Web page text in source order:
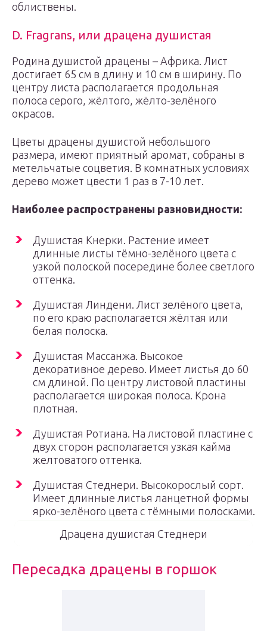
облиствены.
D. Fragrans, или драцена душистая
Родина душистой драцены – Африка. Лист
достигает 65 см в длину и 10 см в ширину. По
центру листа располагается продольная
полоса серого, жёлтого, жёлто-зелёного
окрасов.
Цветы драцены душистой небольшого
размера, имеют приятный аромат, собраны в
метельчатые соцветия. В комнатных условиях
дерево может цвести 1 раз в 7-10 лет.
Наиболее распространены разновидности:
Душистая Кнерки. Растение имеет
длинные листы тёмно-зелёного цвета с
узкой полоской посередине более светлого
оттенка.
Душистая Линдени. Лист зелёного цвета,
по его краю располагается жёлтая или
белая полоска.
Душистая Массанжа. Высокое
декоративное дерево. Имеет листья до 60
см длиной. По центру листовой пластины
располагается широкая полоса. Крона
плотная.
Душистая Ротиана. На листовой пластине с
двух сторон располагается узкая кайма
желтоватого оттенка.
Душистая Стеднери. Высокорослый сорт.
Имеет длинные листья ланцетной формы
ярко-зелёного цвета с тёмными полосками.
Драцена душистая Стеднери
Пересадка драцены в горшок